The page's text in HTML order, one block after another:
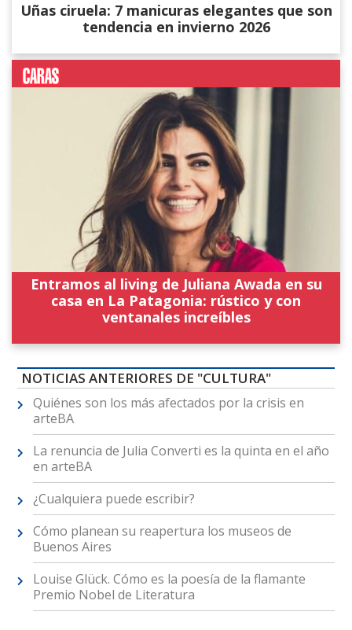
Uñas ciruela: 7 manicuras elegantes que son
tendencia en invierno 2026
Entramos al living de Juliana Awada en su
casa en La Patagonia: rústico y con
ventanales increíbles
NOTICIAS ANTERIORES DE "CULTURA"
Quiénes son los más afectados por la crisis en
arteBA
La renuncia de Julia Converti es la quinta en el año
en arteBA
¿Cualquiera puede escribir?
Cómo planean su reapertura los museos de
Buenos Aires
Louise Glück. Cómo es la poesía de la flamante
Premio Nobel de Literatura